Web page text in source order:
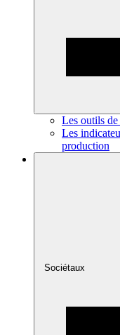
Les outils
Les
production
Sociétaux